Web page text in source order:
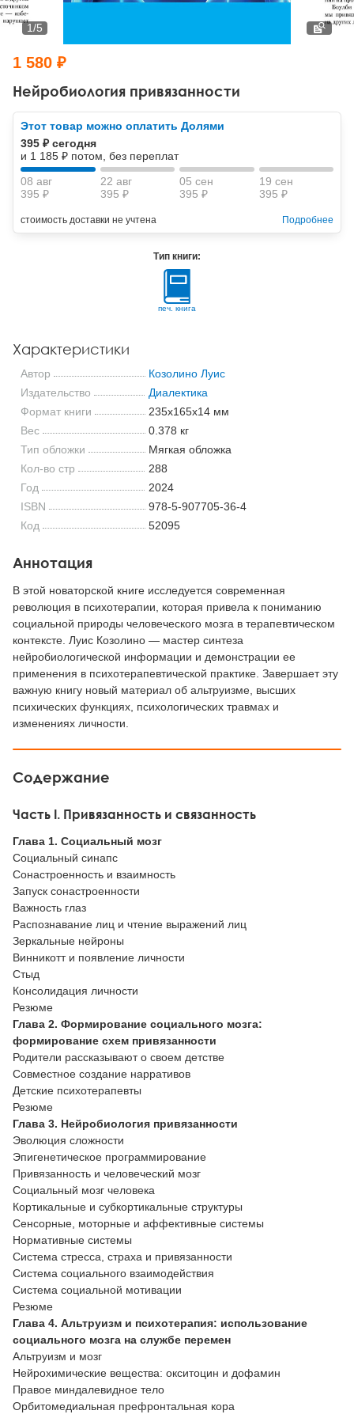
Тревожные расстройства, панические атаки
Психодрама
Другие направления психотерапии
Классический, эриксоновский гипноз и НЛП
НЛП
Психология труда и эргономика
Социальная психология
Социальная и организационная психология
Классический и юнгианский психоанализ
Нейробиология привязанности
1/5
1 580 ₽
Этот товар можно оплатить Долями
395 ₽ сегодня
и 1 185 ₽ потом, без переплат
08 авг
395 ₽
22 авг
395 ₽
05 сен
395 ₽
19 сен
395 ₽
стоимость доставки не учтена Подробнее
Тип книги:
печ. книга
Характеристики
Автор
Козолино Луис
Издательство
Диалектика
Формат книги
235x165x14 мм
Вес
0.378 кг
Тип обложки
Мягкая обложка
Кол-во стр
288
Год
2024
ISBN
978-5-907705-36-4
Код
52095
Аннотация
В этой новаторской книге исследуется современная
революция в психотерапии, которая привела к пониманию
социальной природы человеческого мозга в терапевтическом
контексте. Луис Козолино — мастер синтеза
нейробиологической информации и демонстрации ее
применения в психотерапевтической практике. Завершает эту
важную книгу новый материал об альтруизме, высших
психических функциях, психологических травмах и
изменениях личности.
Содержание
Часть I. Привязанность и связанность
Глава 1. Социальный мозг
Социальный синапс
Сонастроенность и взаимность
Запуск сонастроенности
Важность глаз
Распознавание лиц и чтение выражений лиц
Зеркальные нейроны
Винникотт и появление личности
Стыд
Консолидация личности
Резюме
Глава 2. Формирование социального мозга:
формирование схем привязанности
Родители рассказывают о своем детстве
Совместное создание нарративов
Детские психотерапевты
Резюме
Глава 3. Нейробиология привязанности
Эволюция сложности
Эпигенетическое программирование
Привязанность и человеческий мозг
Социальный мозг человека
Кортикальные и субкортикальные структуры
Сенсорные, моторные и аффективные системы
Нормативные системы
Система стресса, страха и привязанности
Система социального взаимодействия
Система социальной мотивации
Резюме
Глава 4. Альтруизм и психотерапия: использование
социального мозга на службе перемен
Альтруизм и мозг
Нейрохимические вещества: окситоцин и дофамин
Правое миндалевидное тело
Орбитомедиальная префронтальная кора